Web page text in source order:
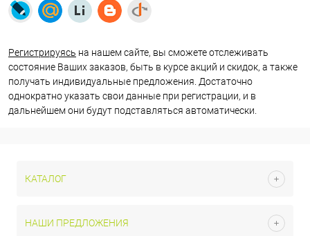
Регистрируясь на нашем сайте, вы сможете отслеживать
состояние Ваших заказов, быть в курсе акций и скидок, а также
получать индивидуальные предложения. Достаточно
однократно указать свои данные при регистрации, и в
дальнейшем они будут подставляться автоматически.
КАТАЛОГ
НАШИ ПРЕДЛОЖЕНИЯ